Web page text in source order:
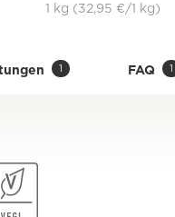
1 kg (32,95 €/1 kg)
1 FAQ 1